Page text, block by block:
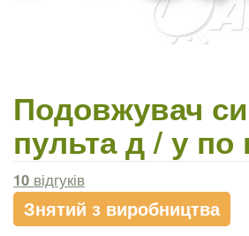
Подовжувач
пульта д / у
10 відгуків
Знятий з виробництва